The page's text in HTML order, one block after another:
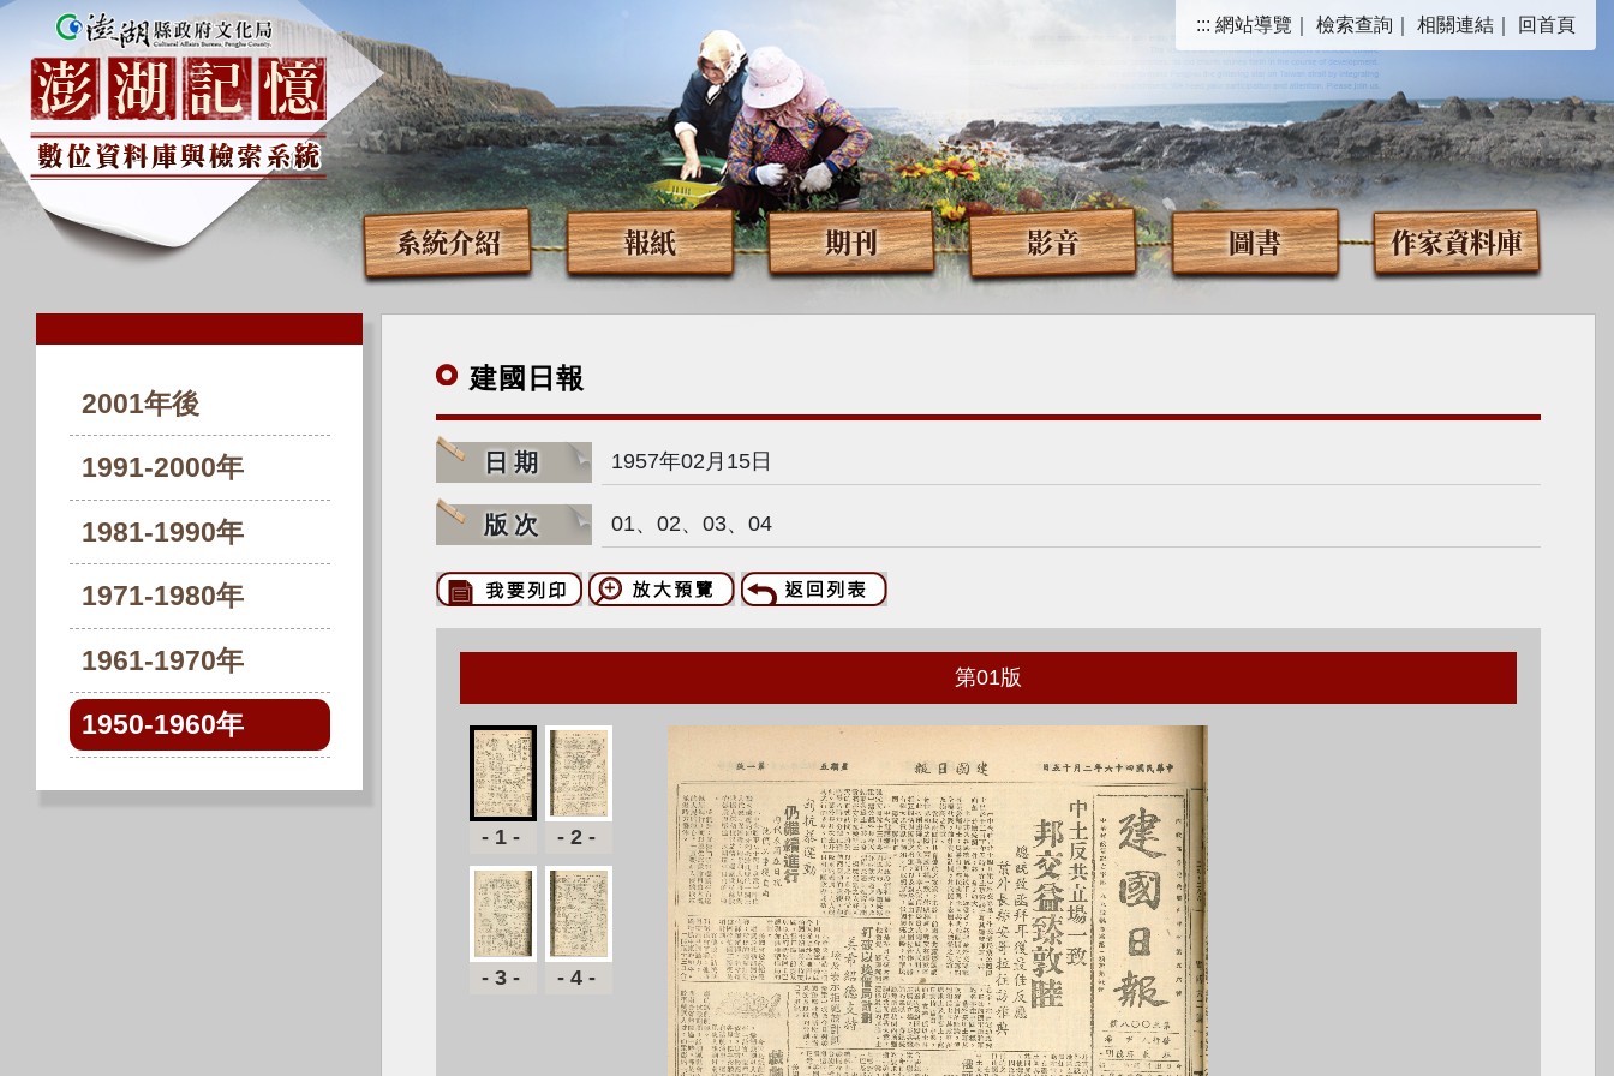
::: 網站導覽 檢索查詢 相關連結 回首頁
系統介紹 報紙 期刊 影音 圖書 作家資料庫
2001年後
1991-2000年
1981-1990年
1971-1980年
1961-1970年
1950-1960年
建國 日報
日期 1957年02月15日
版次 01、02、03、04
第01版
-1- -2-
-3- -4-